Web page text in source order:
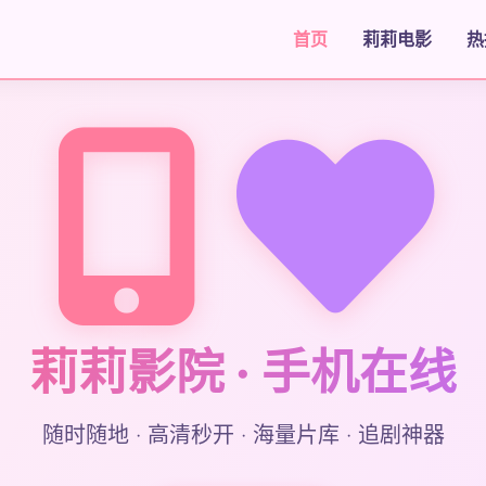
首页 莉莉电影
莉莉影院 · 手机在线
随时随地 · 高清秒开 · 海量片库 · 追剧神器